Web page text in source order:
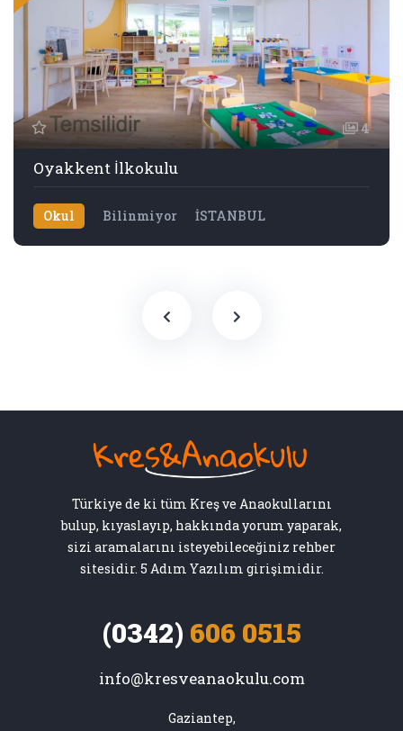
4
Oyakkent İlkokulu
Okul Bilinmiyor İSTANBUL
Türkiye de ki tüm Kreş ve Anaokullarını
bulup, kıyaslayıp, hakkında yorum yaparak,
sizi aramalarını isteyebileceğiniz rehber
sitesidir. 5 Adım Yazılım girişimidir.
(0342) 606 0515
info@kresveanaokulu.com
Gaziantep,